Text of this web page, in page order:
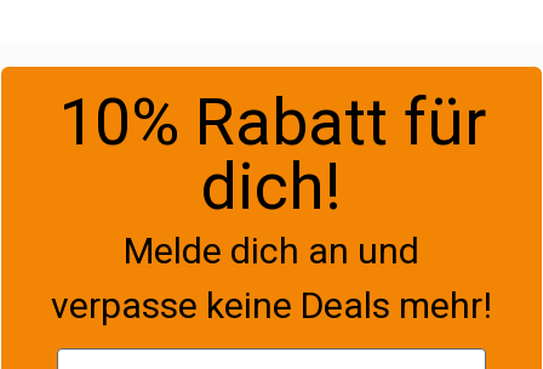
10% Rabatt für
dich!
Melde dich an und
verpasse keine Deals mehr!
Vorname